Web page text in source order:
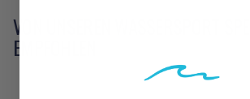
VON UNSEREN WASSERSPORT
EMPFOHLEN